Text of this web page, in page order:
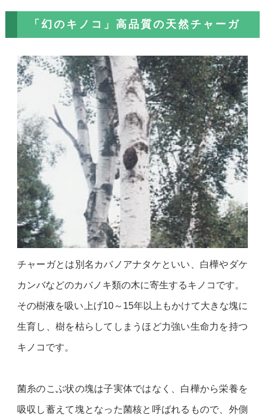
「幻のキノコ」高品質の天然チャーガ
チャーガとは別名カバノアナタケといい、白樺やダケ
カンバなどのカバノキ類の木に寄生するキノコです。
その樹液を吸い上げ10～15年以上もかけて大きな塊に
生育し、樹を枯らしてしまうほど力強い生命力を持つ
キノコです。
菌糸のこぶ状の塊は子実体ではなく、白樺から栄養を
吸収し蓄えて塊となった菌核と呼ばれるもので、外側